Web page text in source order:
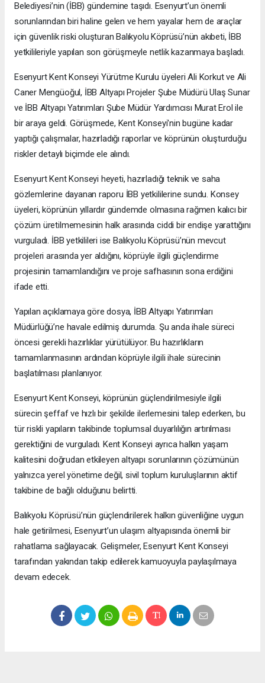
Belediyesi’nin (İBB) gündemine taşıdı. Esenyurt’un önemli
sorunlarından biri haline gelen ve hem yayalar hem de araçlar
için güvenlik riski oluşturan Balıkyolu Köprüsü’nün akıbeti, İBB
yetkilileriyle yapılan son görüşmeyle netlik kazanmaya başladı.
Esenyurt Kent Konseyi Yürütme Kurulu üyeleri Ali Korkut ve Ali
Caner Mengüoğul, İBB Altyapı Projeler Şube Müdürü Ulaş Sunar
ve İBB Altyapı Yatırımları Şube Müdür Yardımcısı Murat Erol ile
bir araya geldi. Görüşmede, Kent Konseyi'nin bugüne kadar
yaptığı çalışmalar, hazırladığı raporlar ve köprünün oluşturduğu
riskler detaylı biçimde ele alındı.
Esenyurt Kent Konseyi heyeti, hazırladığı teknik ve saha
gözlemlerine dayanan raporu İBB yetkililerine sundu. Konsey
üyeleri, köprünün yıllardır gündemde olmasına rağmen kalıcı bir
çözüm üretilmemesinin halk arasında ciddi bir endişe yarattığını
vurguladı. İBB yetkilileri ise Balıkyolu Köprüsü’nün mevcut
projeleri arasında yer aldığını, köprüyle ilgili güçlendirme
projesinin tamamlandığını ve proje safhasının sona erdiğini
ifade etti.
Yapılan açıklamaya göre dosya, İBB Altyapı Yatırımları
Müdürlüğü’ne havale edilmiş durumda. Şu anda ihale süreci
öncesi gerekli hazırlıklar yürütülüyor. Bu hazırlıkların
tamamlanmasının ardından köprüyle ilgili ihale sürecinin
başlatılması planlanıyor.
Esenyurt Kent Konseyi, köprünün güçlendirilmesiyle ilgili
sürecin şeffaf ve hızlı bir şekilde ilerlemesini talep ederken, bu
tür riskli yapıların takibinde toplumsal duyarlılığın artırılması
gerektiğini de vurguladı. Kent Konseyi ayrıca halkın yaşam
kalitesini doğrudan etkileyen altyapı sorunlarının çözümünün
yalnızca yerel yönetime değil, sivil toplum kuruluşlarının aktif
takibine de bağlı olduğunu belirtti.
Balıkyolu Köprüsü’nün güçlendirilerek halkın güvenliğine uygun
hale getirilmesi, Esenyurt’un ulaşım altyapısında önemli bir
rahatlama sağlayacak. Gelişmeler, Esenyurt Kent Konseyi
tarafından yakından takip edilerek kamuoyuyla paylaşılmaya
devam edecek.